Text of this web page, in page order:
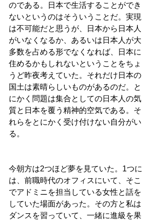
のである。日本で生活することができ
ないというのはそういうことだ。実現
は不可能だと思うが、日本から日本人
がいなくなるか、あるいは日本人が大
多数を占める形でなくなれば、日本に
住めるかもしれないということをちょ
うど昨夜考えていた。それだけ日本の
国土は素晴らしいものがあるのだ。と
にかく問題は集合としての日本人の気
質と日本を覆う精神的空気である。そ
れらをとにかく受け付けない自分がい
る。
今朝方は2つほど夢を見ていた。1つに
は、前職時代のオフィスにいて、そこ
でアドミニを担当している女性と話を
していた場面があった。その方と私は
ダンスを習っていて、一緒に進級を果